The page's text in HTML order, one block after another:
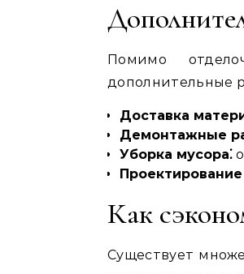
Помимо
дополнительные
Доставка
Демонтажные
Уборка мусора⁚
Проектирование
Как
Существует